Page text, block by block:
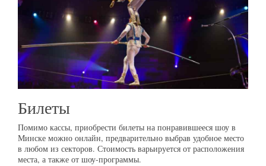
Билеты
Помимо кассы, приобрести билеты на понравившееся шоу в
Минске можно онлайн, предварительно выбрав удобное место
в любом из секторов. Стоимость варьируется от расположения
места, а также от шоу-программы.